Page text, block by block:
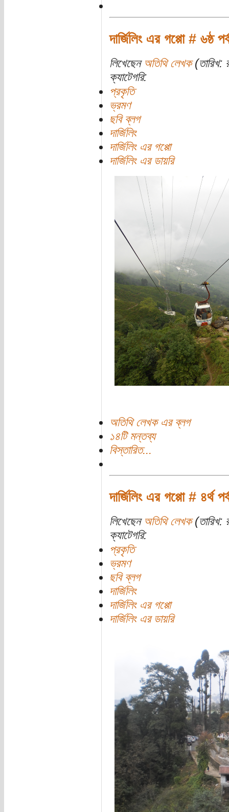
দার্জিলিং এর গপ্পো # ৬ষ্ঠ
লিখেছেন অতিথি লেখক(তারিখ:
ক্যাটেগরি:
প্রকৃতি
ভ্রমণ
ছবি ব্লগ
দার্জিলিং
দার্জিলিং এর গপ্পো
দার্জিলিং এর ডায়রি
অতিথি লেখক এর ব্লগ
১৪টি মন্তব্য
বিস্তারিত...
দার্জিলিং এর গপ্পো # ৪র্থ
লিখেছেন অতিথি লেখক(তারিখ:
ক্যাটেগরি:
প্রকৃতি
ভ্রমণ
ছবি ব্লগ
দার্জিলিং
দার্জিলিং এর গপ্পো
দার্জিলিং এর ডায়রি